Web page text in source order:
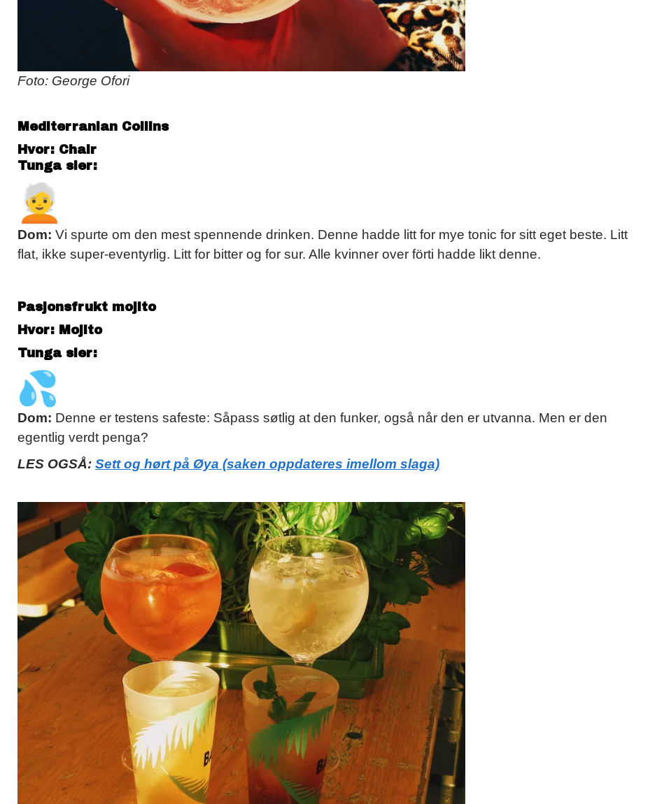
Foto: George Ofori
Mediterranian Collins
Hvor: Chair
Tunga sier:
Dom: Vi spurte om den mest spennende drinken. Denne hadde litt for mye tonic for sitt eget beste. Litt
flat, ikke super-eventyrlig. Litt for bitter og for sur. Alle kvinner over förti hadde likt denne.
Pasjonsfrukt mojito
Hvor: Mojito
Tunga sier:
Dom: Denne er testens safeste: Såpass søtlig at den funker, også når den er utvanna. Men er den
egentlig verdt penga?
LES OGSÅ: Sett og hørt på Øya (saken oppdateres imellom slaga)